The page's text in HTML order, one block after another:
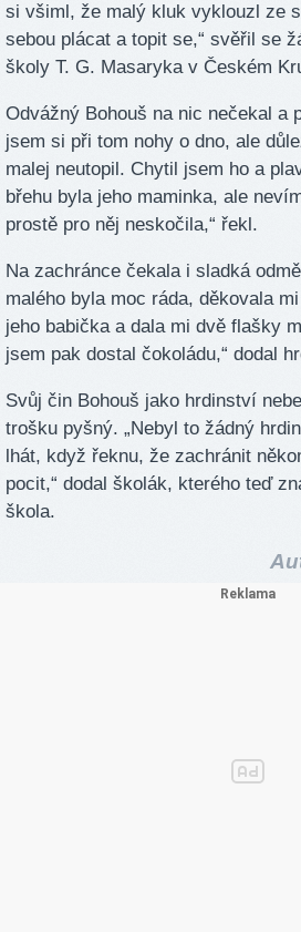
si všiml, že malý kluk vyklouzl ze
sebou plácat a topit se,“ svěřil se
školy T. G. Masaryka v Českém
Odvážný Bohouš na nic nečekal a
jsem si při tom nohy o dno, ale
malej neutopil. Chytil jsem ho a
břehu byla jeho maminka, ale
prostě pro něj neskočila,“ řekl.
Na zachránce čekala i sladká
malého byla moc ráda, děkovala
jeho babička a dala mi dvě flašky
jsem pak dostal čokoládu,“ dodal
Svůj čin Bohouš jako hrdinství
trošku pyšný. „Nebyl to žádný
lhát, když řeknu, že zachránit
pocit,“ dodal školák, kterého teď
škola.